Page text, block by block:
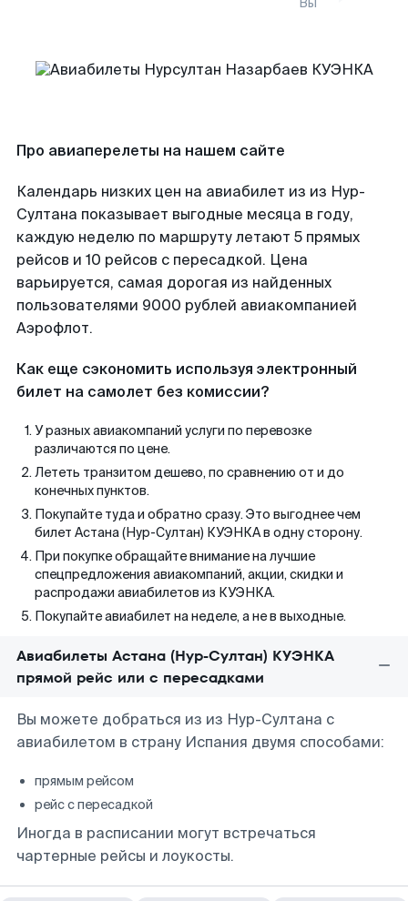
Про авиаперелеты на нашем сайте
Календарь низких цен на авиабилет из из Нур-
Султана показывает выгодные месяца в году,
каждую неделю по маршруту летают 5 прямых
рейсов и 10 рейсов с пересадкой. Цена
варьируется, самая дорогая из найденных
пользователями 9000 рублей авиакомпанией
Аэрофлот.
Как еще сэкономить используя электронный
билет на самолет без комиссии?
У разных авиакомпаний услуги по перевозке
различаются по цене.
Лететь транзитом дешево, по сравнению от и до
конечных пунктов.
Покупайте туда и обратно сразу. Это выгоднее чем
билет Астана (Нур-Султан) КУЭНКА в одну сторону.
При покупке обращайте внимание на лучшие
спецпредложения авиакомпаний, акции, скидки и
распродажи авиабилетов из КУЭНКА.
Покупайте авиабилет на неделе, а не в выходные.
Авиабилеты Астана (Нур-Султан) КУЭНКА
прямой рейс или с пересадками
Вы можете добраться из из Нур-Султана с
авиабилетом в страну Испания двумя способами:
прямым рейсом
рейс с пересадкой
Иногда в расписании могут встречаться
чартерные рейсы и лоукосты.